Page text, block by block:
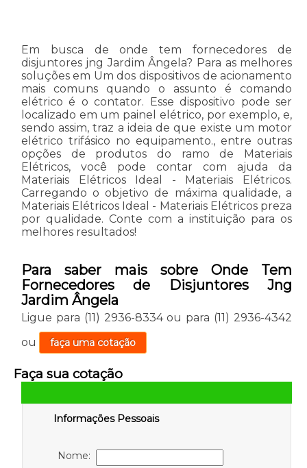
Em busca de onde tem fornecedores de
disjuntores jng Jardim Ângela? Para as melhores
soluções em Um dos dispositivos de acionamento
mais comuns quando o assunto é comando
elétrico é o contator. Esse dispositivo pode ser
localizado em um painel elétrico, por exemplo, e,
sendo assim, traz a ideia de que existe um motor
elétrico trifásico no equipamento., entre outras
opções de produtos do ramo de Materiais
Elétricos, você pode contar com ajuda da
Materiais Elétricos Ideal - Materiais Elétricos.
Carregando o objetivo de máxima qualidade, a
Materiais Elétricos Ideal - Materiais Elétricos preza
por qualidade. Conte com a instituição para os
melhores resultados!
Para saber mais sobre Onde Tem
Fornecedores de Disjuntores Jng
Jardim Ângela
Ligue para (11) 2936-8334ou para (11) 2936-4342
ou
faça uma cotação
Faça sua cotação
Informações Pessoais
Nome: